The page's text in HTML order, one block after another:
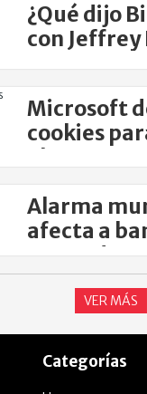
¿Qué dijo
con Jeffrey
Microsoft
cookies
alumnos
Alarma
afecta a
mercados
VER MÁS
Categorías